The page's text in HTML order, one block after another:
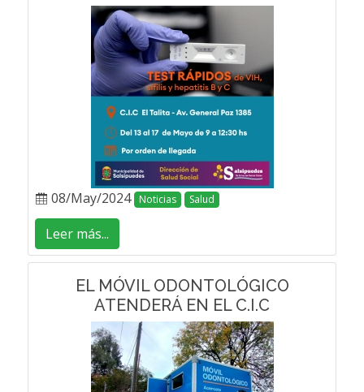
08/May/2024 Noticias Salud
Leer más...
EL MÓVIL ODONTOLÓGICO
ATENDERÁ EN EL C.I.C